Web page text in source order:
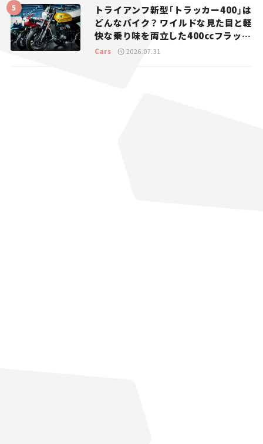
トライアンフ新型「トラッカー400」は
どんなバイク？ ワイルドな見た目と軽
快な乗り味を両立した400ccフラット
トラッカー【試乗レビュー】
Cars 2026.07.31